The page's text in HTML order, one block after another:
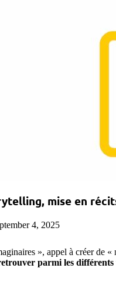
mise en
4, 2025
», appel à créer de
parmi les différents